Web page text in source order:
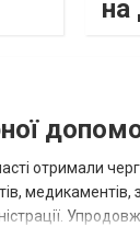
на
отримали
медикаментів,